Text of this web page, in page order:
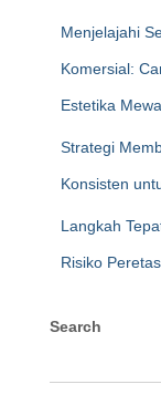
Menjelajahi
Komersial:
Estetika
Strategi
Konsisten
Langkah
Risiko
Search